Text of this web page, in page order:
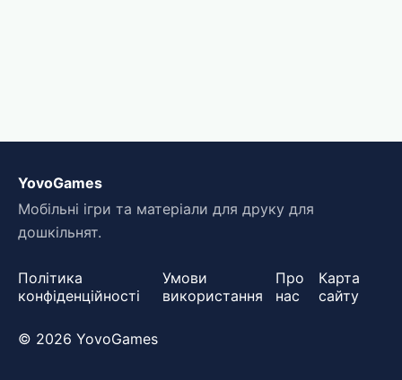
YovoGames
Мобільні ігри та матеріали для друку для
дошкільнят.
Політика
конфіденційності
Умови
використання
Про
нас
Карта
сайту
© 2026 YovoGames